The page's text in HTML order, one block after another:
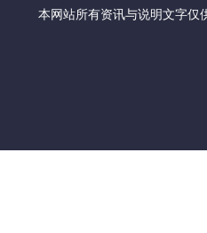
本网站所有资讯与说明文字仅